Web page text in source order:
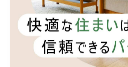
工事の積み上げで「小さなお困
決！」しやすい体制は、費用対
す。